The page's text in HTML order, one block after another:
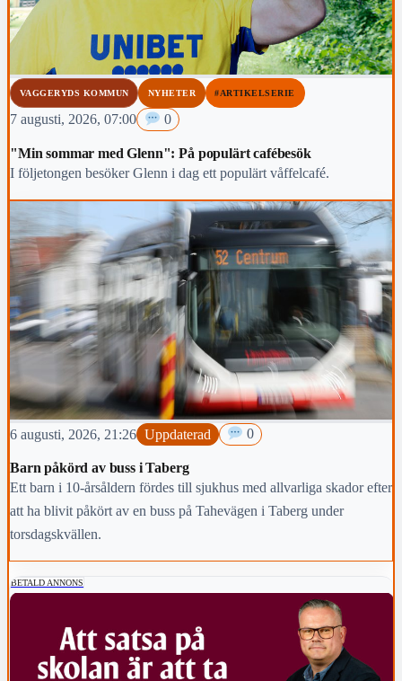
VAGGERYDS KOMMUN NYHETER #ARTIKELSERIE
7 augusti, 2026, 07:00 0
"Min sommar med Glenn": På populärt cafébesök
I följetongen besöker Glenn i dag ett populärt våffelcafé.
6 augusti, 2026, 21:26 Uppdaterad 0
Barn påkörd av buss i Taberg
Ett barn i 10-årsåldern fördes till sjukhus med allvarliga skador efter
att ha blivit påkört av en buss på Tahevägen i Taberg under
torsdagskvällen.
BETALD ANNONS